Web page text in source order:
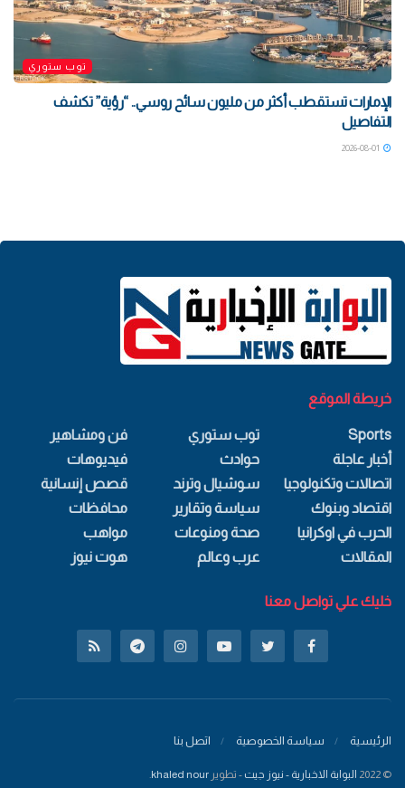
توب ستوري
الإمارات تستقطب أكثر من مليون سائح روسي.. “رؤية” تكشف
التفاصيل
خريطة الموقع
Sports
أخبار عاجلة
اتصالات وتكنولوجيا
اقتصاد وبنوك
الحرب في اوكرانيا
المقالات
توب ستوري
حوادث
سوشيال وترند
سياسة وتقارير
صحة ومنوعات
عرب وعالم
فن ومشاهير
فيديوهات
قصص إنسانية
محافظات
مواهب
هوت نيوز
خليك علي تواصل معنا
الرئيسية سياسة الخصوصية اتصل بنا
© 2022 البوابة الاخبارية - نيوز جيت - تطوير khaled nour